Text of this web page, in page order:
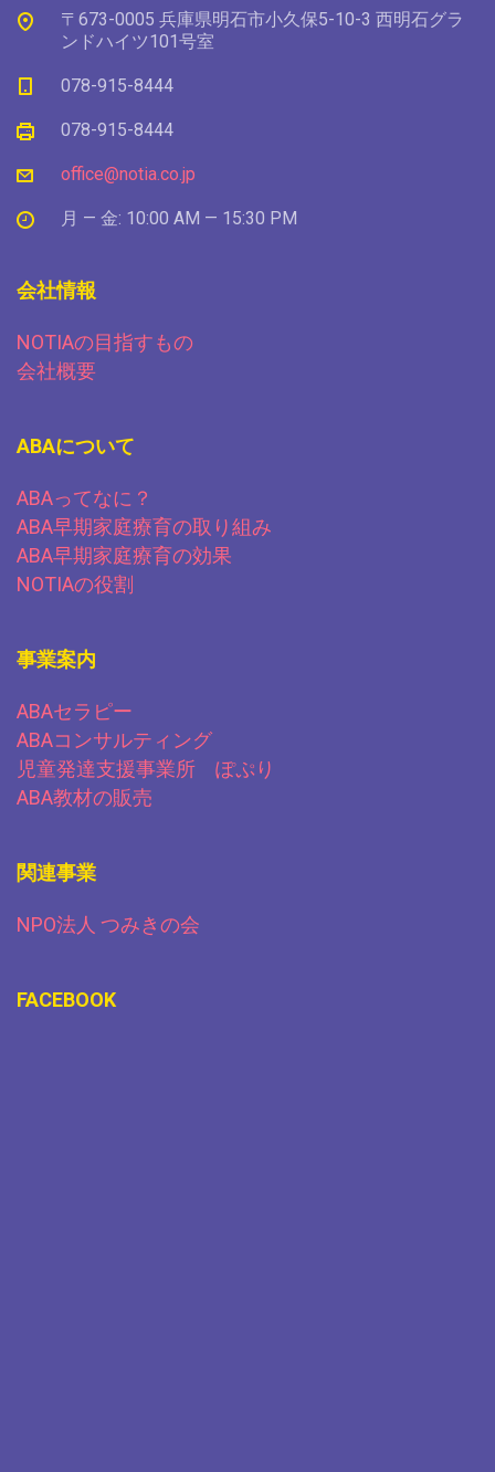
〒673-0005 兵庫県明石市小久保5-10-3 西明石グラ
ンドハイツ101号室
078-915-8444
078-915-8444
office@notia.co.jp
月 — 金: 10:00 AM — 15:30 PM
会社情報
NOTIAの目指すもの
会社概要
ABAについて
ABAってなに？
ABA早期家庭療育の取り組み
ABA早期家庭療育の効果
NOTIAの役割
事業案内
ABAセラピー
ABAコンサルティング
児童発達支援事業所 ぽぷり
ABA教材の販売
関連事業
NPO法人 つみきの会
FACEBOOK